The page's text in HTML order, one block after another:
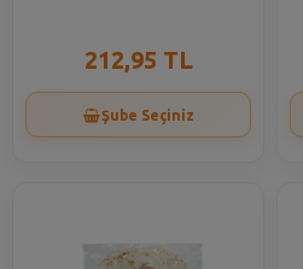
212,95 TL
Şube Seçiniz